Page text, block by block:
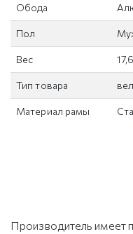
Обода
Пол
Вес 17,6
Тип товара
Материал рамы
Производитель имеет